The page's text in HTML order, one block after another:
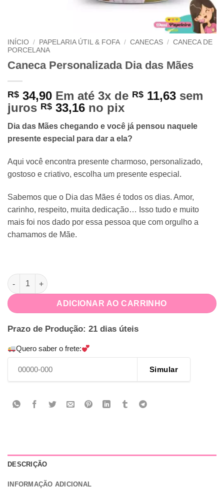
INÍCIO / PAPELARIA ÚTIL & FOFA / CANECAS / CANECA DE
PORCELANA
Caneca Personalizada Dia das Mães
R$ 34,90 Em até 3x de R$ 11,63 sem
juros R$ 33,16 no pix
Dia das Mães chegando e você já pensou naquele
presente especial para dar a ela?
Aqui você encontra presente charmoso, personalizado,
gostoso e criativo, escolha um presente especial.
Sabemos que o Dia das Mães é todos os dias. Amor,
carinho, respeito, muita dedicação… Isso tudo e muito
mais foi nos dado por essa pessoa que com orgulho a
chamamos de Mãe.
Caneca Personalizada Dia das Mães quantidade
ADICIONAR AO CARRINHO
Prazo de Produção: 21 dias úteis
Quero saber o frete:
Simular
DESCRIÇÃO
INFORMAÇÃO ADICIONAL